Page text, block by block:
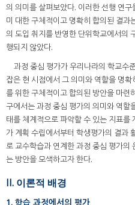
의 의미를 살펴보았다. 이러한 선행 연
미 대한 구체적이고 명확히 합의된 결과
의 도입 취지를 반영한 단위학교에서의
행되지 않았다.
과정 중심 평가가 우리나라의 학교수
잡은 현 시점에서 그 의미와 역할을 명
를 위한 구체적이고 합의된 방안을 마련
구에서는 과정 중심 평가의 의미와 역할
태를 체계적으로 파악할 수 있는 지표를
가 계획 수립에서부터 학생평가의 결과
로 교수학습과 연계한 과정 중심 평가의
는 방안을 모색하고자 한다.
II. 이론적 배경
1. 학습 과정에서의 평가